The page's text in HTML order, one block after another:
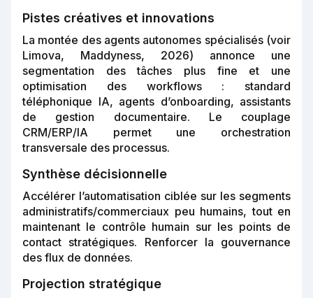
Pistes créatives et innovations
La montée des agents autonomes spécialisés (voir
Limova, Maddyness, 2026) annonce une
segmentation des tâches plus fine et une
optimisation des workflows : standard
téléphonique IA, agents d’onboarding, assistants
de gestion documentaire. Le couplage
CRM/ERP/IA permet une orchestration
transversale des processus.
Synthèse décisionnelle
Accélérer l’automatisation ciblée sur les segments
administratifs/commerciaux peu humains, tout en
maintenant le contrôle humain sur les points de
contact stratégiques. Renforcer la gouvernance
des flux de données.
Projection stratégique